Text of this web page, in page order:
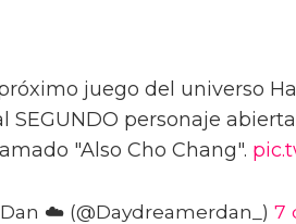
próximo juego del universo
SEGUNDO personaje
"Also Cho Chang".
☁️ (@Daydreamerdan_) 7